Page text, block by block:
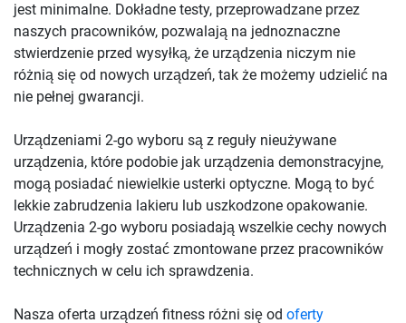
jest minimalne. Dokładne testy, przeprowadzane przez
naszych pracowników, pozwalają na jednoznaczne
stwierdzenie przed wysyłką, że urządzenia niczym nie
różnią się od nowych urządzeń, tak że możemy udzielić na
nie pełnej gwarancji.
Urządzeniami 2-go wyboru są z reguły nieużywane
urządzenia, które podobie jak urządzenia demonstracyjne,
mogą posiadać niewielkie usterki optyczne. Mogą to być
lekkie zabrudzenia lakieru lub uszkodzone opakowanie.
Urządzenia 2-go wyboru posiadają wszelkie cechy nowych
urządzeń i mogły zostać zmontowane przez pracowników
technicznych w celu ich sprawdzenia.
Nasza oferta urządzeń fitness różni się od oferty